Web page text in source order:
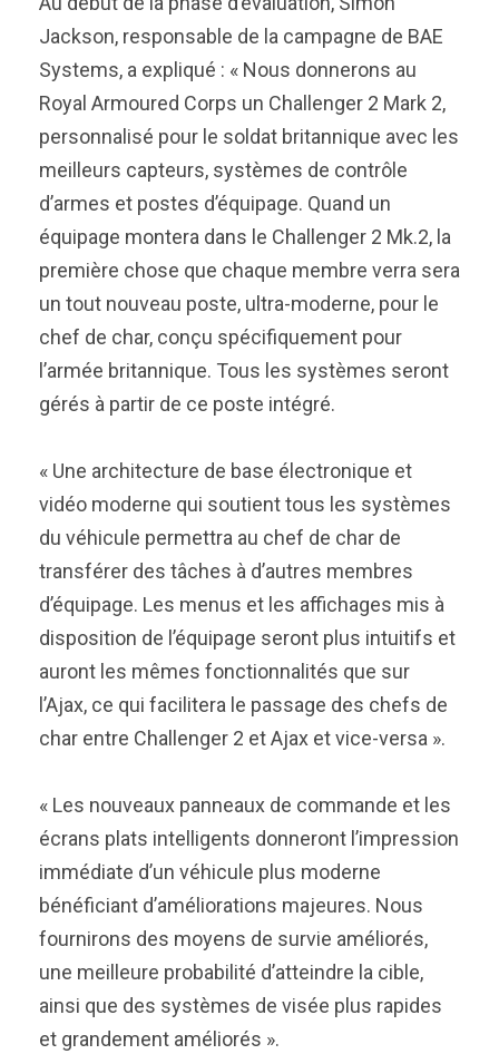
Jackson, responsable de la campagne de BAE
Systems, a expliqué : « Nous donnerons au
Royal Armoured Corps un Challenger 2 Mark 2,
personnalisé pour le soldat britannique avec les
meilleurs capteurs, systèmes de contrôle
d’armes et postes d’équipage. Quand un
équipage montera dans le Challenger 2 Mk.2, la
première chose que chaque membre verra sera
un tout nouveau poste, ultra-moderne, pour le
chef de char, conçu spécifiquement pour
l’armée britannique. Tous les systèmes seront
gérés à partir de ce poste intégré.
« Une architecture de base électronique et
vidéo moderne qui soutient tous les systèmes
du véhicule permettra au chef de char de
transférer des tâches à d’autres membres
d’équipage. Les menus et les affichages mis à
disposition de l’équipage seront plus intuitifs et
auront les mêmes fonctionnalités que sur
l’Ajax, ce qui facilitera le passage des chefs de
char entre Challenger 2 et Ajax et vice-versa ».
« Les nouveaux panneaux de commande et les
écrans plats intelligents donneront l’impression
immédiate d’un véhicule plus moderne
bénéficiant d’améliorations majeures. Nous
fournirons des moyens de survie améliorés,
une meilleure probabilité d’atteindre la cible,
ainsi que des systèmes de visée plus rapides
et grandement améliorés ».